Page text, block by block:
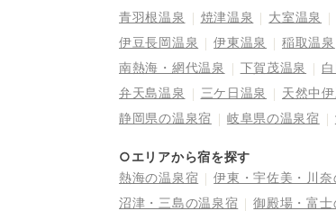
青羽根温泉
焼津温泉 大室温泉
伊豆長岡温泉
伊東温泉 稲取温泉
南熱海・網代温泉
下賀茂温泉
弁天島温泉
三ケ日温泉 天然中
静岡県の温泉宿
岐阜県の温泉宿
○エリアから宿を探す
熱海の温泉宿
伊東・宇佐美・川奈
沼津・三島の温泉宿
御殿場・富士